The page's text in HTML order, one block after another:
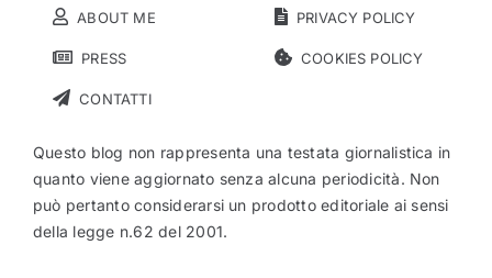
ABOUT ME
PRESS
CONTATTI
PRIVACY POLICY
COOKIES POLICY
Questo blog non rappresenta una testata giornalistica in
quanto viene aggiornato senza alcuna periodicità. Non
può pertanto considerarsi un prodotto editoriale ai sensi
della legge n.62 del 2001.